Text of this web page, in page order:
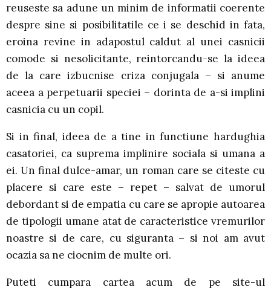
reuseste sa adune un minim de informatii coerente
despre sine si posibilitatile ce i se deschid in fata,
eroina revine in adapostul caldut al unei casnicii
comode si nesolicitante, reintorcandu-se la ideea
de la care izbucnise criza conjugala – si anume
aceea a perpetuarii speciei – dorinta de a-si implini
casnicia cu un copil.
Si in final, ideea de a tine in functiune hardughia
casatoriei, ca suprema implinire sociala si umana a
ei. Un final dulce-amar, un roman care se citeste cu
placere si care este – repet – salvat de umorul
debordant si de empatia cu care se apropie autoarea
de tipologii umane atat de caracteristice vremurilor
noastre si de care, cu siguranta – si noi am avut
ocazia sa ne ciocnim de multe ori.
Puteti cumpara cartea acum de pe site-ul